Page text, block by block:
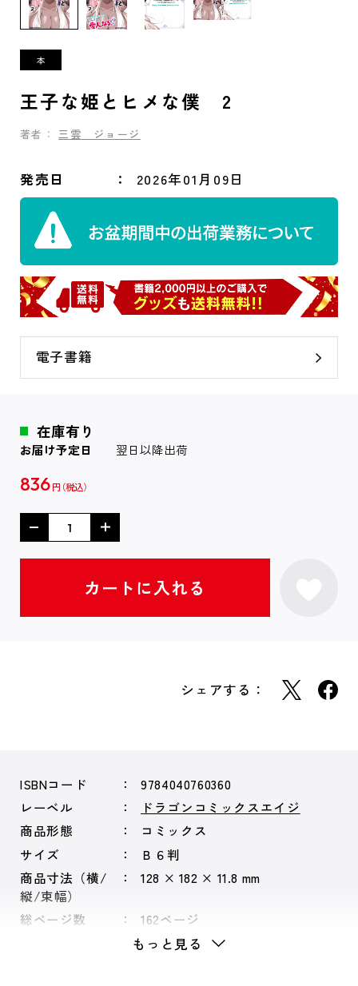
王子な姫とヒメな僕 2
著者： 三雲 ジョージ
発売日 2026年01月09日
電子書籍
在庫有り
お届け予定日 翌日以降出荷
836 円
シェアする：
ISBNコード
9784040760360
レーベル
ドラゴンコミックスエイジ
商品形態
コミックス
サイズ
Ｂ６判
商品寸法（横/
縦/束幅）
128 × 182 × 11.8 mm
総ページ数 162ページ
もっと見る